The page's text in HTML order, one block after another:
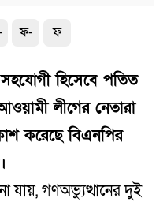
ফ- ফ
সহযোগী হিসেবে পতিত
লীগের নেতারা
করেছে বিএনপির
যায়, গণঅভ্যুত্থানের দুই